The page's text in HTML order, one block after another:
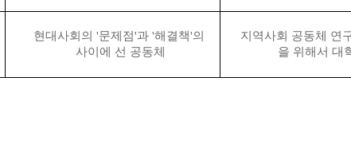
현대사회의 '문제점'과 '해결책'의
사이에 선 공동체
지역사회 공동체 연
을 위해서 대